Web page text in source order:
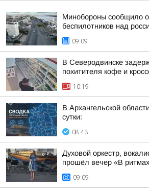
Минобороны сообщило
беспилотников над
09:09
В Северодвинске
похитителя кофе и
10:19
В Архангельской
сутки:
08:43
Духовой оркестр,
прошёл вечер «В
09:09